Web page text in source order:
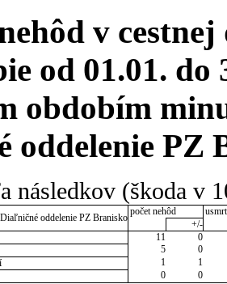
v cestnej
od 01.01. do
obdobím
oddelenie PZ
následkov (škoda v
Diaľničné oddelenie PZ Branisko
počet nehôd
+/-
11
0
5
0
1
1
0 0